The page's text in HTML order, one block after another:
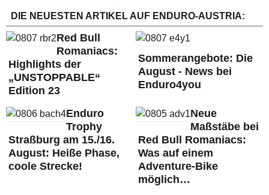
DIE NEUESTEN ARTIKEL AUF ENDURO-AUSTRIA:
Red Bull
Romaniacs:
Highlights der
„UNSTOPPABLE“
Edition 23
Sommerangebote: Die
August - News bei
Enduro4you
Enduro
Trophy
Straßburg am 15./16.
August: Heiße Phase,
coole Strecke!
Neue
Maßstäbe bei
Red Bull Romaniacs:
Was auf einem
Adventure-Bike
möglich…